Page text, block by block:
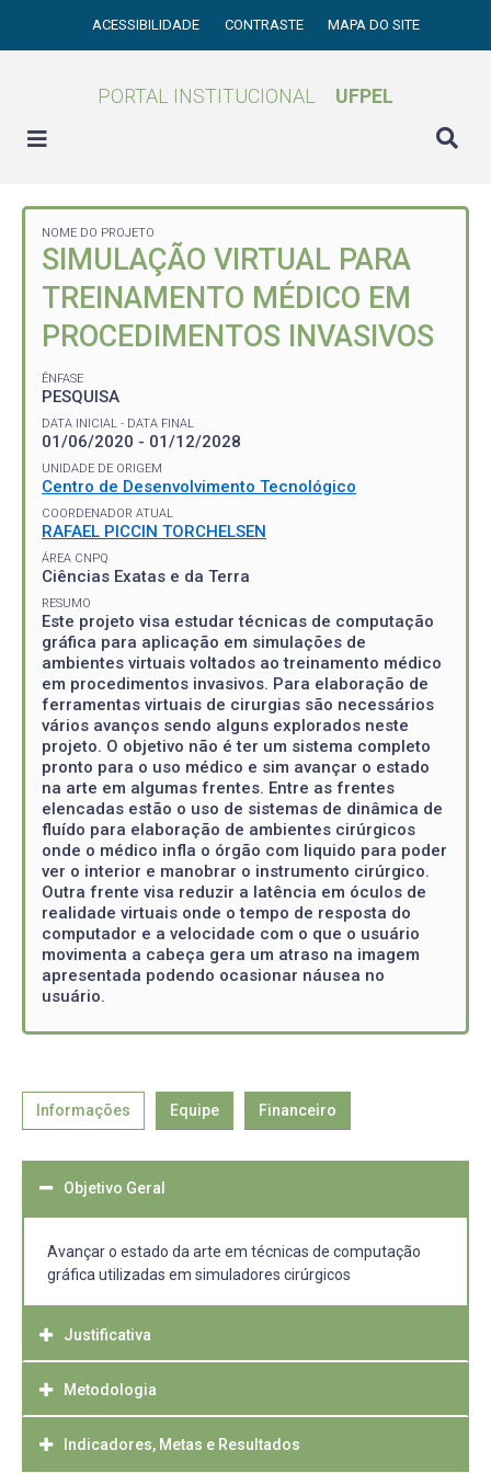
ACESSIBILIDADE CONTRASTE MAPA DO SITE
PORTAL INSTITUCIONAL UFPEL
NOME DO PROJETO
SIMULAÇÃO VIRTUAL PARA
TREINAMENTO MÉDICO EM
PROCEDIMENTOS INVASIVOS
ÊNFASE
PESQUISA
DATA INICIAL - DATA FINAL
01/06/2020 - 01/12/2028
UNIDADE DE ORIGEM
Centro de Desenvolvimento Tecnológico
COORDENADOR ATUAL
RAFAEL PICCIN TORCHELSEN
ÁREA CNPQ
Ciências Exatas e da Terra
RESUMO
Este projeto visa estudar técnicas de computação
gráfica para aplicação em simulações de
ambientes virtuais voltados ao treinamento médico
em procedimentos invasivos. Para elaboração de
ferramentas virtuais de cirurgias são necessários
vários avanços sendo alguns explorados neste
projeto. O objetivo não é ter um sistema completo
pronto para o uso médico e sim avançar o estado
na arte em algumas frentes. Entre as frentes
elencadas estão o uso de sistemas de dinâmica de
fluído para elaboração de ambientes cirúrgicos
onde o médico infla o órgão com liquido para poder
ver o interior e manobrar o instrumento cirúrgico.
Outra frente visa reduzir a latência em óculos de
realidade virtuais onde o tempo de resposta do
computador e a velocidade com o que o usuário
movimenta a cabeça gera um atraso na imagem
apresentada podendo ocasionar náusea no
usuário.
Informações Equipe Financeiro
Objetivo Geral
Avançar o estado da arte em técnicas de computação
gráfica utilizadas em simuladores cirúrgicos
Justificativa
O treinamento médico em especial o de cirurgiões
envolve muitas vezes animais, cadáveres ou bonecos. Em
todas essas abordagens existem desvantagens. Uma
Metodologia
Primeiramente será feita uma revisão bibliográfica. Em
Indicadores, Metas e Resultados